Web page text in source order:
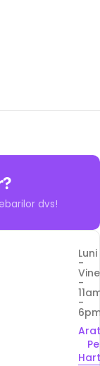
dvs!
Luni
-
-
-
Pe